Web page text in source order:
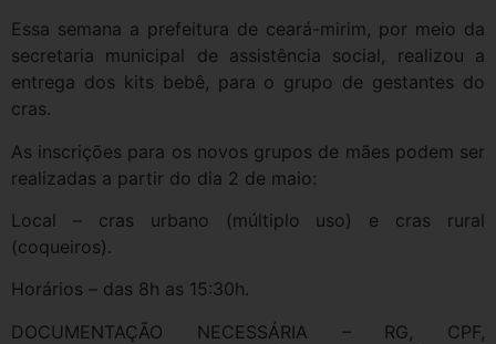
Essa semana a prefeitura de ceará-mirim, por meio da
secretaria municipal de assistência social, realizou a
entrega dos kits bebê, para o grupo de gestantes do
cras.
As inscrições para os novos grupos de mães podem ser
realizadas a partir do dia 2 de maio:
Local – cras urbano (múltiplo uso) e cras rural
(coqueiros).
Horários – das 8h as 15:30h.
DOCUMENTAÇÃO NECESSÁRIA – RG, CPF,